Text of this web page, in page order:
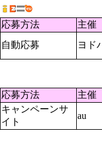
応募方法
主催
自動応募 ヨド
応募方法 主催
キャンペーンサ
イト
au